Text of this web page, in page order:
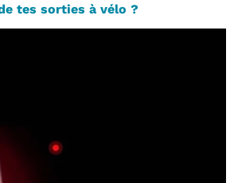
tes sorties à vélo ?